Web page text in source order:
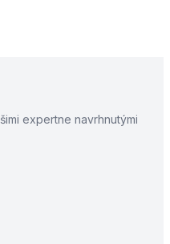
expertne navrhnutými